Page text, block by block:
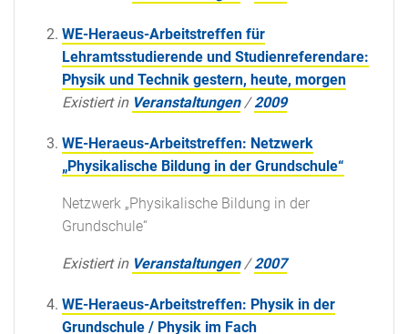
WE-Heraeus-Arbeitstreffen für
Lehramtsstudierende und Studienreferendare:
Physik und Technik gestern, heute, morgen
Existiert in Veranstaltungen /2009
WE-Heraeus-Arbeitstreffen: Netzwerk
„Physikalische Bildung in der Grundschule“
Netzwerk „Physikalische Bildung in der
Grundschule“
Existiert in Veranstaltungen /2007
WE-Heraeus-Arbeitstreffen: Physik in der
Grundschule / Physik im Fach